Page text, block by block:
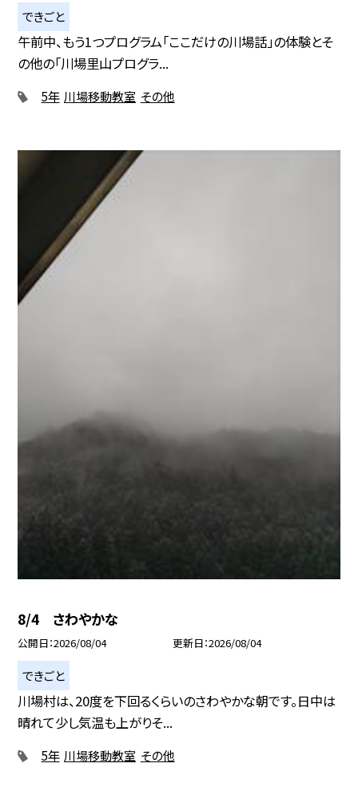
できごと
午前中、もう1つプログラム「ここだけの川場話」の体験とそ
の他の「川場里山プログラ...
5年 川場移動教室 その他
8/4 さわやかな
公開日 2026/08/04 更新日 2026/08/04
できごと
川場村は、20度を下回るくらいのさわやかな朝です。日中は
晴れて少し気温も上がりそ...
5年 川場移動教室 その他